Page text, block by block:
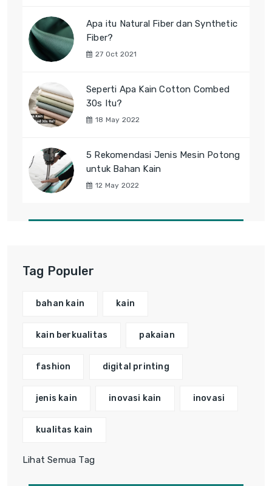
Apa itu Natural Fiber dan Synthetic
Fiber?
27 Oct 2021
Seperti Apa Kain Cotton Combed
30s Itu?
18 May 2022
5 Rekomendasi Jenis Mesin Potong
untuk Bahan Kain
12 May 2022
Tag Populer
bahan kain kain
kain berkualitas pakaian
fashion digital printing
jenis kain inovasi kain inovasi
kualitas kain
Lihat Semua Tag